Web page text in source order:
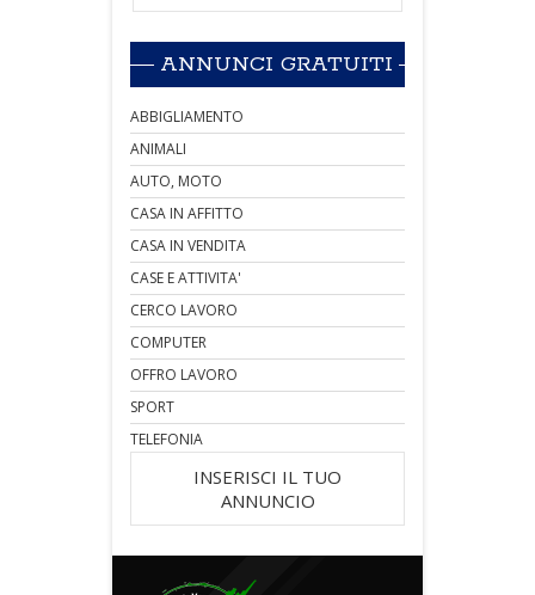
ANNUNCI GRATUITI
ABBIGLIAMENTO
ANIMALI
AUTO, MOTO
CASA IN AFFITTO
CASA IN VENDITA
CASE E ATTIVITA'
CERCO LAVORO
COMPUTER
OFFRO LAVORO
SPORT
TELEFONIA
INSERISCI IL TUO
ANNUNCIO